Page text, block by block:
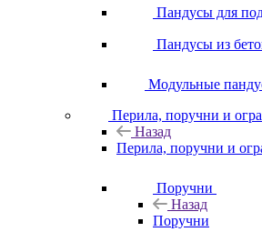
Пандусы для
Пандусы из
Модульные
Перила, поручни и
Назад
Перила, поручни и
Поручни
Назад
Поручни